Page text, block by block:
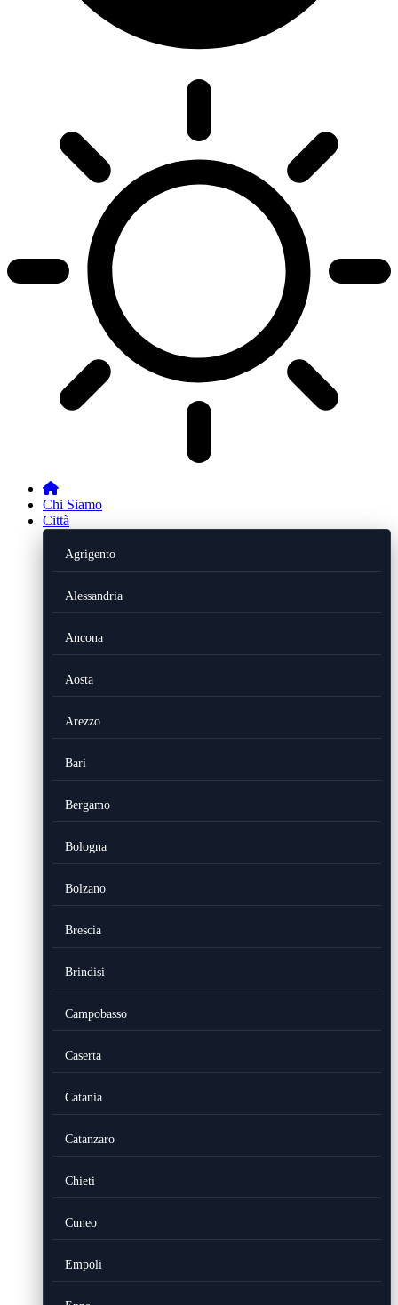
Chi Siamo
Città
Agrigento
Alessandria
Ancona
Aosta
Arezzo
Bari
Bergamo
Bologna
Bolzano
Brescia
Brindisi
Campobasso
Caserta
Catania
Catanzaro
Chieti
Cuneo
Empoli